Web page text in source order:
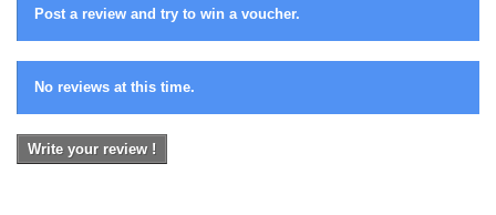
Post a review and try to win a voucher.
No reviews at this time.
Write your review !